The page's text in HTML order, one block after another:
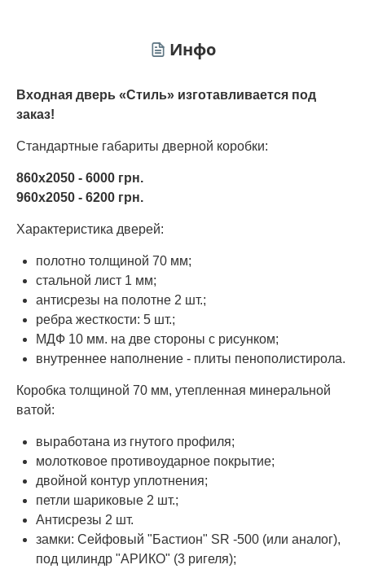
Инфо
Входная дверь «Стиль» изготавливается под
заказ!
Стандартные габариты дверной коробки:
860x2050 - 6000 грн.
960х2050 - 6200 грн.
Характеристика дверей:
полотно толщиной 70 мм;
стальной лист 1 мм;
антисрезы на полотне 2 шт.;
ребра жесткости: 5 шт.;
МДФ 10 мм. на две стороны с рисунком;
внутреннее наполнение - плиты пенополистирола.
Коробка толщиной 70 мм, утепленная минеральной
ватой:
выработана из гнутого профиля;
молотковое противоударное покрытие;
двойной контур уплотнения;
петли шариковые 2 шт.;
Антисрезы 2 шт.
замки: Сейфовый "Бастион" SR -500 (или аналог),
под цилиндр "АРИКО" (3 ригеля);